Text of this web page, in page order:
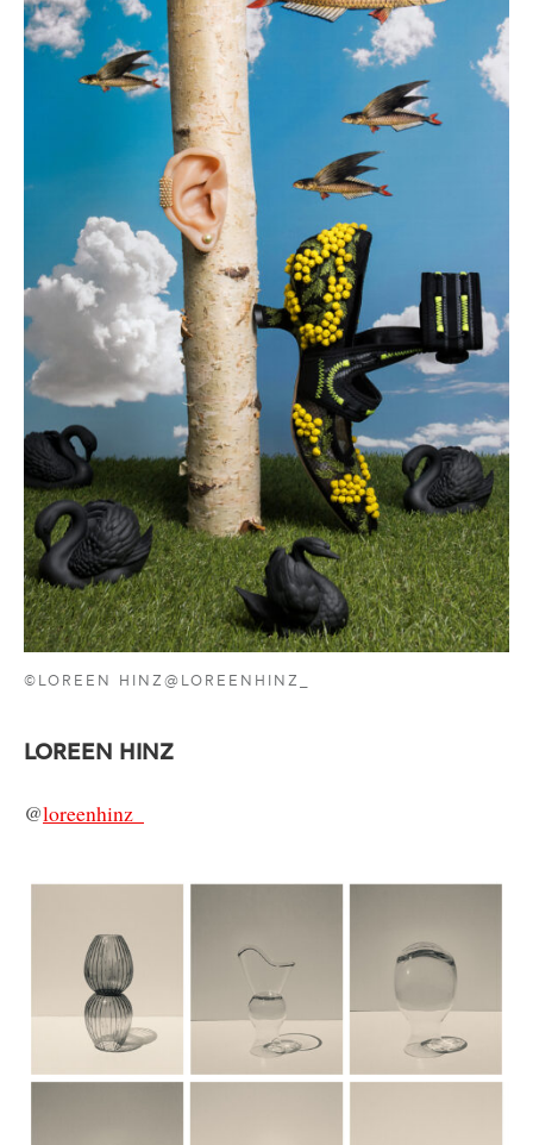
©LOREEN HINZ@LOREENHINZ_
LOREEN HINZ
@loreenhinz_